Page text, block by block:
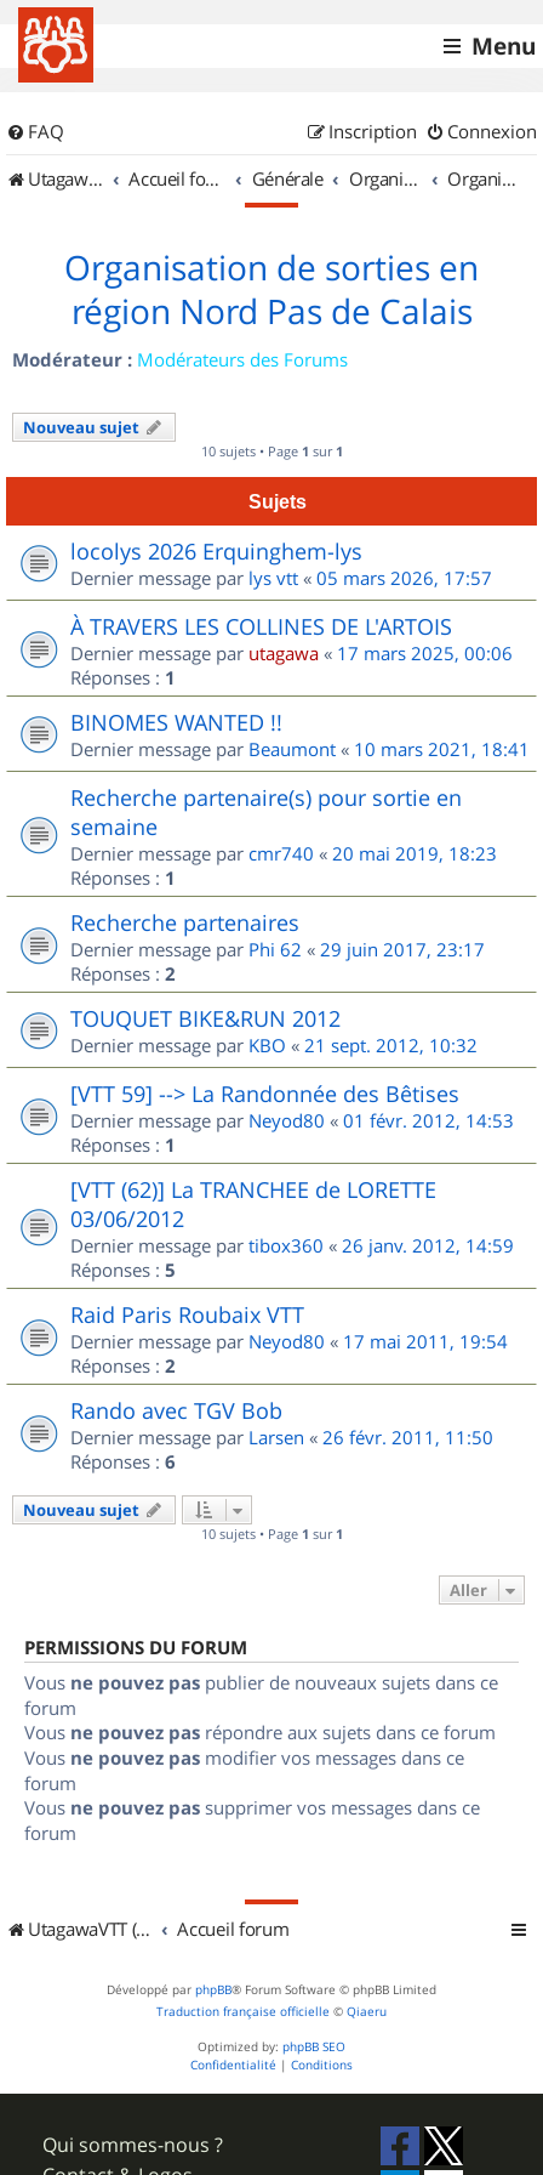
Menu
FAQ Connexion
Inscription
UtagawaVTT (Randos VTT et VTTAE avec traces GPS)
Accueil forum Générale Organisation de sorties & Recherche de partenaires Organisation de sorties en région Nord Pas de Calais
Organisation de sorties en
région Nord Pas de Calais
Modérateur : Modérateurs des Forums
Nouveau sujet
10 sujets • Page 1 sur 1
Sujets
locolys 2026 Erquinghem-lys
Dernier message par lys vtt « 05 mars 2026, 17:57
À TRAVERS LES COLLINES DE L'ARTOIS
Dernier message par utagawa « 17 mars 2025, 00:06
Réponses : 1
BINOMES WANTED !!
Dernier message par Beaumont « 10 mars 2021, 18:41
Recherche partenaire(s) pour sortie en
semaine
Dernier message par cmr740 « 20 mai 2019, 18:23
Réponses : 1
Recherche partenaires
Dernier message par Phi 62 « 29 juin 2017, 23:17
Réponses : 2
TOUQUET BIKE&RUN 2012
Dernier message par KBO « 21 sept. 2012, 10:32
[VTT 59] --> La Randonnée des Bêtises
Dernier message par Neyod80 « 01 févr. 2012, 14:53
Réponses : 1
[VTT (62)] La TRANCHEE de LORETTE
03/06/2012
Dernier message par tibox360 « 26 janv. 2012, 14:59
Réponses : 5
Raid Paris Roubaix VTT
Dernier message par Neyod80 « 17 mai 2011, 19:54
Réponses : 2
Rando avec TGV Bob
Dernier message par Larsen « 26 févr. 2011, 11:50
Réponses : 6
Nouveau sujet
10 sujets • Page 1 sur 1
Aller
PERMISSIONS DU FORUM
Vous ne pouvez pas publier de nouveaux sujets dans ce
forum
Vous ne pouvez pas répondre aux sujets dans ce forum
Vous ne pouvez pas modifier vos messages dans ce
forum
Vous ne pouvez pas supprimer vos messages dans ce
forum
UtagawaVTT (Randos VTT et VTTAE avec traces GPS) Accueil forum
Développé par phpBB® Forum Software © phpBB Limited
Traduction française officielle © Qiaeru
Optimized by: phpBB SEO
Confidentialité | Conditions
Qui sommes-nous ?